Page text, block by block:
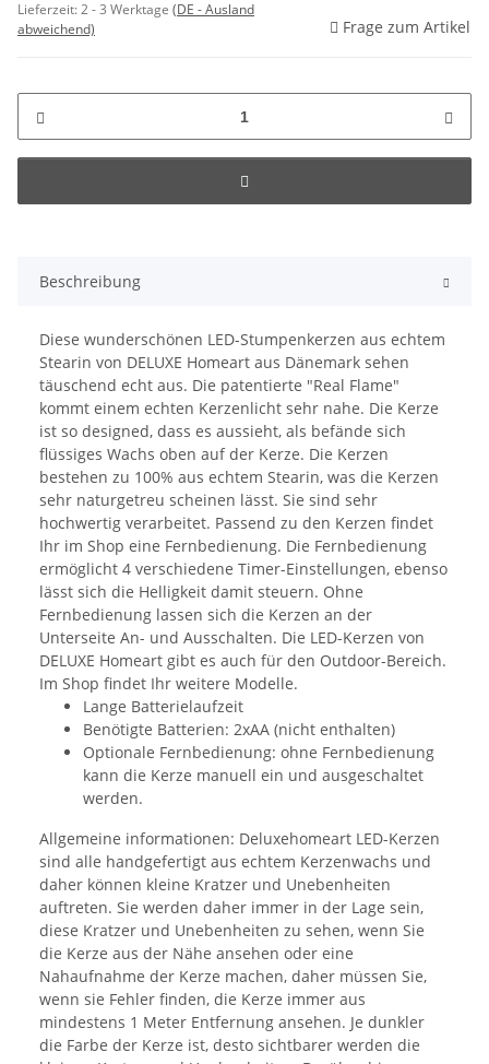
Lieferzeit:2 - 3 Werktage (DE - Ausland
abweichend)
Frage zum Artikel
Beschreibung
Diese wunderschönen LED-Stumpenkerzen aus echtem
Stearin von DELUXE Homeart aus Dänemark sehen
täuschend echt aus. Die patentierte "Real Flame"
kommt einem echten Kerzenlicht sehr nahe. Die Kerze
ist so designed, dass es aussieht, als befände sich
flüssiges Wachs oben auf der Kerze. Die Kerzen
bestehen zu 100% aus echtem Stearin, was die Kerzen
sehr naturgetreu scheinen lässt. Sie sind sehr
hochwertig verarbeitet. Passend zu den Kerzen findet
Ihr im Shop eine Fernbedienung. Die Fernbedienung
ermöglicht 4 verschiedene Timer-Einstellungen, ebenso
lässt sich die Helligkeit damit steuern. Ohne
Fernbedienung lassen sich die Kerzen an der
Unterseite An- und Ausschalten. Die LED-Kerzen von
DELUXE Homeart gibt es auch für den Outdoor-Bereich.
Im Shop findet Ihr weitere Modelle.
Lange Batterielaufzeit
Benötigte Batterien: 2xAA (nicht enthalten)
Optionale Fernbedienung: ohne Fernbedienung
kann die Kerze manuell ein und ausgeschaltet
werden.
Allgemeine informationen: Deluxehomeart LED-Kerzen
sind alle handgefertigt aus echtem Kerzenwachs und
daher können kleine Kratzer und Unebenheiten
auftreten. Sie werden daher immer in der Lage sein,
diese Kratzer und Unebenheiten zu sehen, wenn Sie
die Kerze aus der Nähe ansehen oder eine
Nahaufnahme der Kerze machen, daher müssen Sie,
wenn sie Fehler finden, die Kerze immer aus
mindestens 1 Meter Entfernung ansehen. Je dunkler
die Farbe der Kerze ist, desto sichtbarer werden die